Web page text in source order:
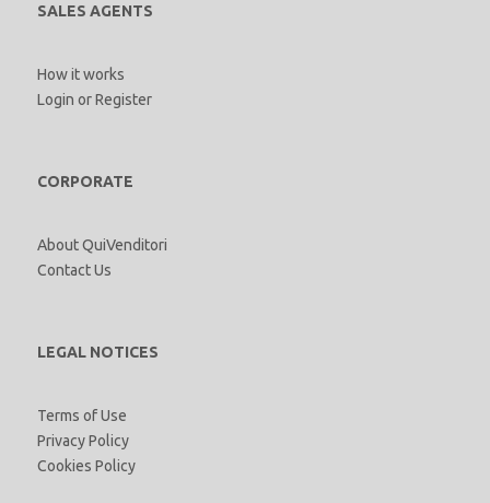
SALES AGENTS
How it works
Login orRegister
CORPORATE
About QuiVenditori
Contact Us
LEGAL NOTICES
Terms of Use
Privacy Policy
Cookies Policy